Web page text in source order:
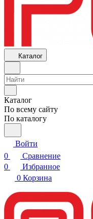
Каталог
Каталог
По всему сайту
По каталогу
Войти
0
Сравнение
0
Избранное
0 Корзина